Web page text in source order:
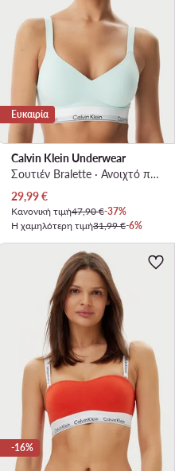
Ευκαιρία
Calvin Klein Underwear
Σουτιέν Bralette · Ανοιχτό πράσινο
Τρέχουσα τιμή
29,99€
Κανονική τιμή47,90 €-37%
Η χαμηλότερη τιμή31,99 €-6%
-16%